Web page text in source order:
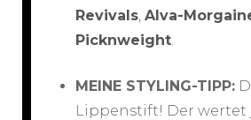
Revivals Alva-
Picknweight
MEINE STYLING-TIPP:
Lippenstift! Der wertet